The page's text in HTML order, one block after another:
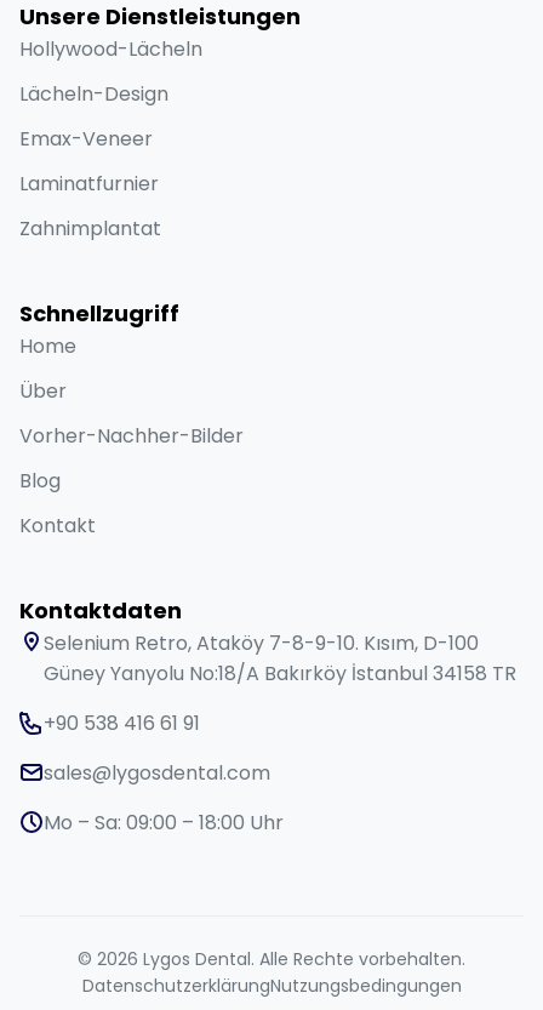
Unsere Dienstleistungen
Hollywood-Lächeln
Lächeln-Design
Emax-Veneer
Laminatfurnier
Zahnimplantat
Schnellzugriff
Home
Über
Vorher-Nachher-Bilder
Blog
Kontakt
Kontaktdaten
Selenium Retro, Ataköy 7-8-9-10. Kısım, D-100
Güney Yanyolu No:18/A Bakırköy İstanbul 34158 TR
+90 538 416 61 91
sales@lygosdental.com
Mo – Sa: 09:00 – 18:00 Uhr
© 2026 Lygos Dental. Alle Rechte vorbehalten.
DatenschutzerklärungNutzungsbedingungen